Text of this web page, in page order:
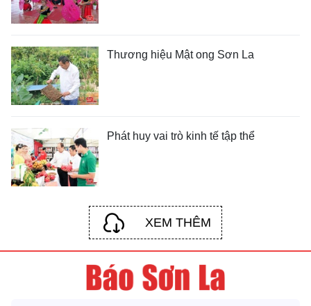
Thương hiệu Mật ong Sơn La
Phát huy vai trò kinh tế tập thể
XEM THÊM